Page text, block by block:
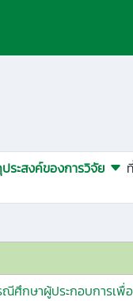
ระสงค์ของการวิจัย
ศึกษาผู้ประกอบการเพื่